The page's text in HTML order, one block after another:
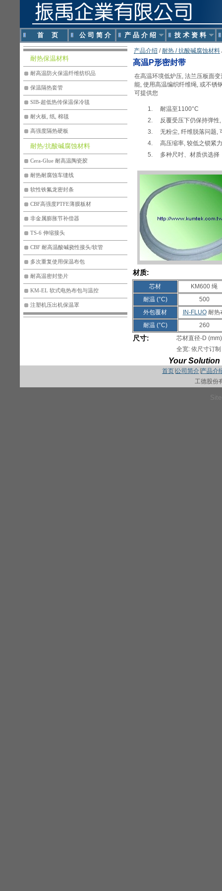
首 页 公 司 简 介 产 品 介 绍 技 术 资 料
耐热保温材料
耐高温防火保温纤维纺织品
保温隔热套管
SIB-超低热传保温保冷毯
耐火板, 纸, 棉毯
高强度隔热硬板
耐热/抗酸碱腐蚀材料
Cera-Glue 耐高温陶瓷胶
耐热耐腐蚀车缝线
软性铁氟龙密封条
CBF高强度PTFE薄膜板材
非金属膨胀节补偿器
TS-6 伸缩接头
CBF 耐高温酸碱挠性接头/软管
多次重复使用保温布包
耐高温密封垫片
KM-EL 软式电热布包与温控
注塑机压出机保温罩
产品介绍 /耐热 / 抗酸碱腐蚀材料
高温P形密封带
在高温环境低炉压, 法兰压板面
能, 使用高温编织纤维绳, 或不锈
可提供您
耐温至1100°C
反覆受压下仍保持弹
无粉尘, 纤维脱落问题,
高压缩率, 较低之锁紧
多种尺吋、材质供选
材质:
芯材
KM600 绳
耐温 (°C)
500
外包覆材
IN-FLUO耐热
耐温 (°C)
260
尺寸:
芯材直径-D
全宽: 依尺寸订
Your
首页 公司简介 产品介
工德股份